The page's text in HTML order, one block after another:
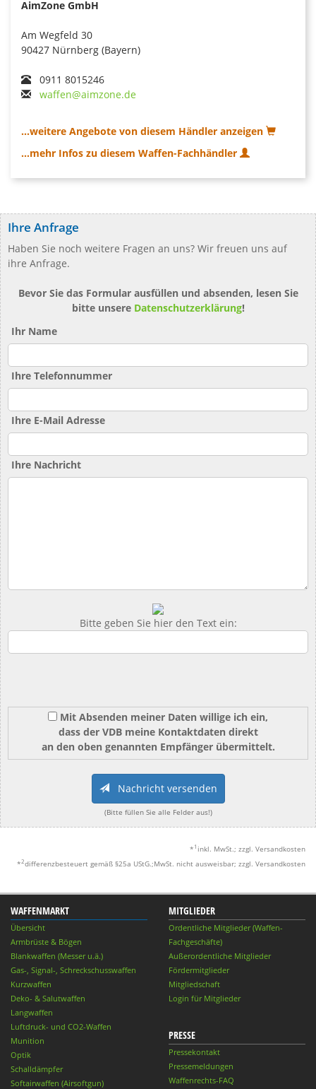
AimZone GmbH
Am Wegfeld 30
90427 Nürnberg (Bayern)
0911 8015246
waffen@aimzone.de
...weitere Angebote von diesem Händler anzeigen
...mehr Infos zu diesem Waffen-Fachhändler
Ihre Anfrage
Haben Sie noch weitere Fragen an uns? Wir freuen uns auf
ihre Anfrage.
Bevor Sie das Formular ausfüllen und absenden, lesen Sie
bitte unsere Datenschutzerklärung!
Ihr Name
Ihre Telefonnummer
Ihre E-Mail Adresse
Ihre Nachricht
Bitte geben Sie hier den Text ein:
Mit Absenden meiner Daten willige ich ein,
dass der VDB meine Kontaktdaten direkt
an den oben genannten Empfänger übermittelt.
Nachricht versenden
(Bitte füllen Sie alle Felder aus!)
* 1 inkl. MwSt.; zzgl. Versandkosten
*2differenzbesteuert gemäß §25a UStG.;MwSt. nicht ausweisbar; zzgl. Versandkosten
WAFFENMARKT
Übersicht
Armbrüste & Bögen
Blankwaffen (Messer u.ä.)
Gas-, Signal-, Schreckschusswaffen
Kurzwaffen
Deko- & Salutwaffen
Langwaffen
Luftdruck- und CO2-Waffen
Munition
Optik
Schalldämpfer
Softairwaffen (Airsoftgun)
MITGLIEDER
Ordentliche Mitglieder (Waffen-
Fachgeschäfte)
Außerordentliche Mitglieder
Fördermitglieder
Mitgliedschaft
Login für Mitglieder
PRESSE
Pressekontakt
Pressemeldungen
Waffenrechts-FAQ